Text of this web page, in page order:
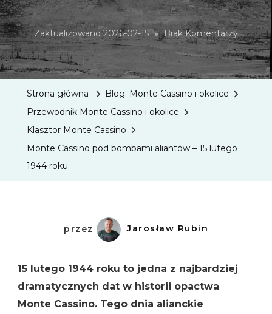
Zaktualizowano2026-02-15 Brak KomentarzyDo
Monte
Cassino
Strona główna
Blog: Monte Cassino i okolice
Przewodnik Monte Cassino i okolice
Klasztor Monte Cassino
Monte Cassino pod bombami aliantów – 15 lutego
1944 roku
przez Jarosław Rubin
15 lutego 1944 roku to jedna z najbardziej
dramatycznych dat w historii opactwa
Monte Cassino. Tego dnia alianckie